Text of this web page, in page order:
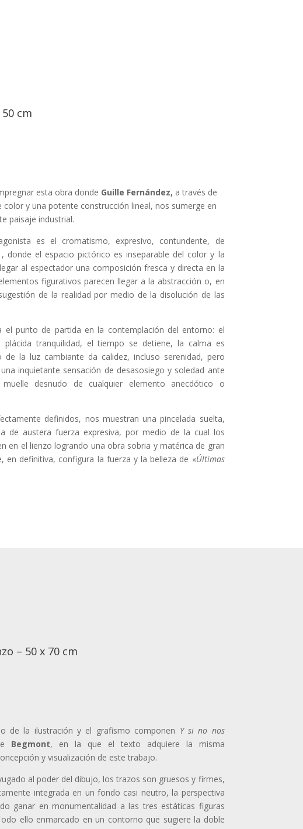
cm
esta obra donde Guille Fernández, a través de
color y una potente construcción lineal, nos sumerge en
paisaje industrial.
es el cromatismo, expresivo, contundente, de
donde el espacio pictórico es inseparable del color y la
al espectador una composición fresca y directa en la
figurativos parecen llegar a la abstracción o, en
de la realidad por medio de la disolución de las
el punto de partida en la contemplación del entorno: el
plácida tranquilidad, el tiempo se detiene, la calma es
de la luz cambiante da calidez, incluso serenidad, pero
inquietante sensación de desasosiego y soledad ante
desnudo de cualquier elemento anecdótico o
definidos, nos muestran una pincelada suelta,
de austera fuerza expresiva, por medio de la cual los
en el lienzo logrando una obra sobria y matérica de gran
en definitiva, configura la fuerza y la belleza de «Últimas
– 50 x 70 cm
de la ilustración y el grafismo componen Y si no nos
Begmont, en la que el texto adquiere la misma
y visualización de este trabajo.
al poder del dibujo, los trazos son gruesos y firmes,
integrada en un fondo casi neutro, la perspectiva
ganar en monumentalidad a las tres estáticas figuras
ello enmarcado en un contorno que sugiere la doble